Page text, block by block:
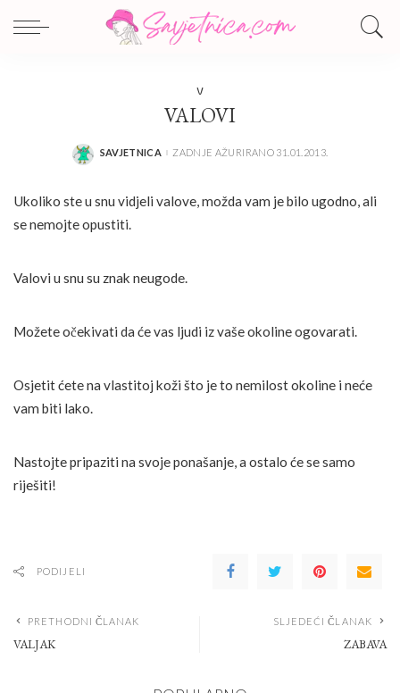
V
VALOVI
POSTED
SAVJETNICA ZADNJE AŽURIRANO 31.01.2013.
Ukoliko ste u snu vidjeli valove, možda vam je bilo ugodno, ali
se nemojte opustiti.
Valovi u snu su znak neugode.
Možete očekivati da će vas ljudi iz vaše okoline ogovarati.
Osjetit ćete na vlastitoj koži što je to nemilost okoline i neće
vam biti lako.
Nastojte pripaziti na svoje ponašanje, a ostalo će se samo
riješiti!
PODIJELI
PRETHODNI ČLANAK
VALJAK
SLJEDEĆI ČLANAK
ZABAVA